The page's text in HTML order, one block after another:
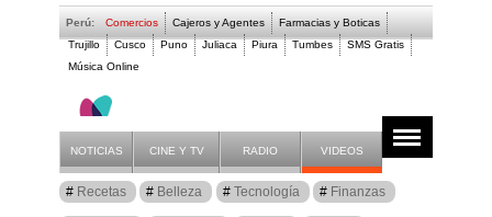
Perú: Comercios Cajeros y Agentes
Farmacias y Boticas
Trujillo
Cusco Puno Juliaca Piura Tumbes
SMS Gratis
Música Online
Artículos
Marketing
NOTICIAS CINE Y TV RADIO VIDEOS
Recetas Belleza Tecnología Finanzas